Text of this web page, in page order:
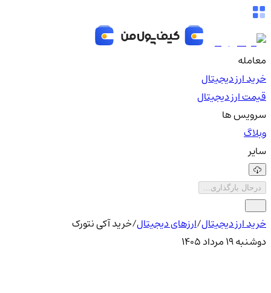
معامله
خرید ارز دیجیتال
قیمت ارز دیجیتال
سرویس ها
وبلاگ
سایر
درحال بارگذاری...
خرید ارز دیجیتال/ارزهای دیجیتال/خرید آکی نتورک
دوشنبه ۱۹ مرداد ۱۴۰۵